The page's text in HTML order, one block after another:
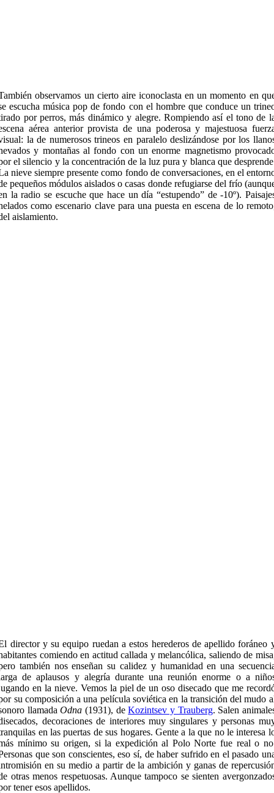
observamos un cierto aire iconoclasta en un momento en
escucha música pop de fondo con el hombre que conduce un
por perros, más dinámico y alegre. Rompiendo así el tono de
aérea anterior provista de una poderosa y majestuosa
la de numerosos trineos en paralelo deslizándose por los
y montañas al fondo con un enorme magnetismo
el silencio y la concentración de la luz pura y blanca que
nieve siempre presente como fondo de conversaciones, en el
pequeños módulos aislados o casas donde refugiarse del frío
la radio se escuche que hace un día “estupendo” de -10º).
como escenario clave para una puesta en escena de lo
aislamiento.
director y su equipo ruedan a estos herederos de apellido foráneo
comiendo en actitud callada y melancólica, saliendo de
también nos enseñan su calidez y humanidad en una
de aplausos y alegría durante una reunión enorme o a
en la nieve. Vemos la piel de un oso disecado que me
su composición a una película soviética en la transición del mudo
llamadaOdna (1931), deKozintsev y Trauberg. Salen
decoraciones de interiores muy singulares y personas
en las puertas de sus hogares. Gente a la que no le interesa
mínimo su origen, si la expedición al Polo Norte fue real o
que son conscientes, eso sí, de haber sufrido en el pasado
en su medio a partir de la ambición y ganas de
otras menos respetuosas. Aunque tampoco se sienten
tener esos apellidos.